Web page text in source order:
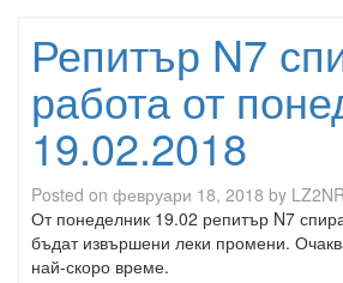
Репитър N7
работа от
19.02.2018
Posted on февруари 18, 2018 by
От понеделник 19.02 репитър N7
бъдат извършени леки промени.
най-скоро време.